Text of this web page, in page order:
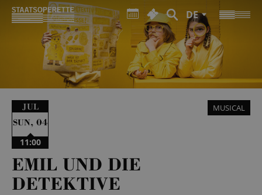
DE
JUL
SUN, 04
11:00
MUSICAL
EMIL UND DIE
DETEKTIVE